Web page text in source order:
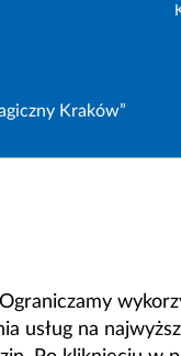
Kraków”
usług na